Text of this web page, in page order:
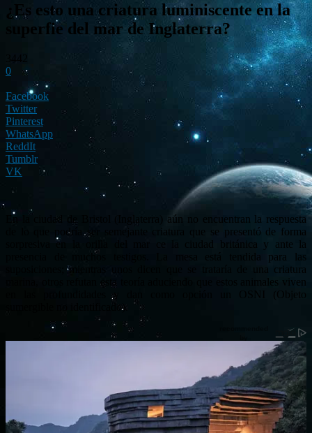
¿Es esto una criatura luminiscente en la
superfie del mar de Inglaterra?
0
Facebook
Twitter
Pinterest
WhatsApp
ReddIt
Tumblr
VK
En la ciudad de Bristol (Inglaterra) aún no encuentran la respuesta
de lo que podría ser semejante criatura que se presentó de forma
sorpresiva en la orilla del mar ce la ciudad británica y ante la
presencia de muchos testigos. La mesa está tendida para las
suposiciones; mientras unos dicen que se trataría de una criatura
marina, otros refutan esta teoría aduciendo que estos animales viven
en las profundidades y dan como opción un OSNI (Objeto
sumergible no identificado).